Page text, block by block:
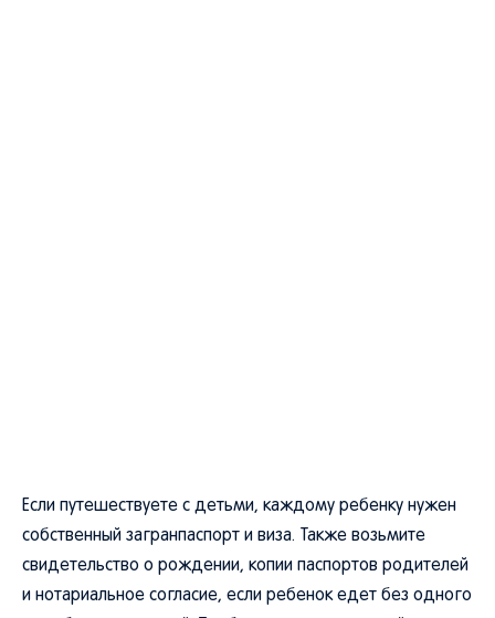
Если путешествуете с детьми, каждому ребенку нужен
собственный загранпаспорт и виза. Также возьмите
свидетельство о рождении, копии паспортов родителей
и нотариальное согласие, если ребенок едет без одного